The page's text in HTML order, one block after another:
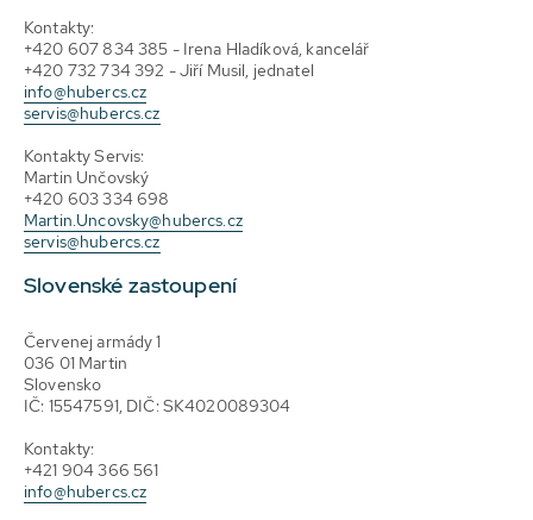
Kontakty:
+420 607 834 385 - Irena Hladíková, kancelář
+420 732 734 392 - Jiří Musil, jednatel
info@hubercs.cz
servis@hubercs.cz
Kontakty Servis:
Martin Unčovský
+420 603 334 698
Martin.Uncovsky@hubercs.cz
servis@hubercs.cz
Slovenské zastoupení
Červenej armády 1
036 01 Martin
Slovensko
IČ: 15547591, DIČ: SK4020089304
Kontakty:
+421 904 366 561
info@hubercs.cz